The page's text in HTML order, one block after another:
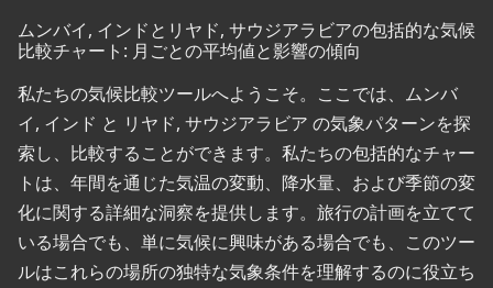
ムンバイ, インドとリヤド, サウジアラビアの包括的な気候
比較チャート: 月ごとの平均値と影響の傾向
私たちの気候比較ツールへようこそ。ここでは、ムンバ
イ, インド と リヤド, サウジアラビア の気象パターンを探
索し、比較することができます。私たちの包括的なチャー
トは、年間を通じた気温の変動、降水量、および季節の変
化に関する詳細な洞察を提供します。旅行の計画を立てて
いる場合でも、単に気候に興味がある場合でも、このツー
ルはこれらの場所の独特な気象条件を理解するのに役立ち